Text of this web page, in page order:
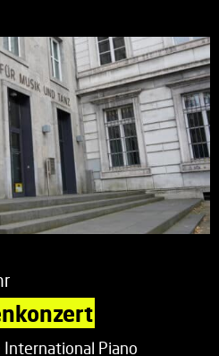
International Piano